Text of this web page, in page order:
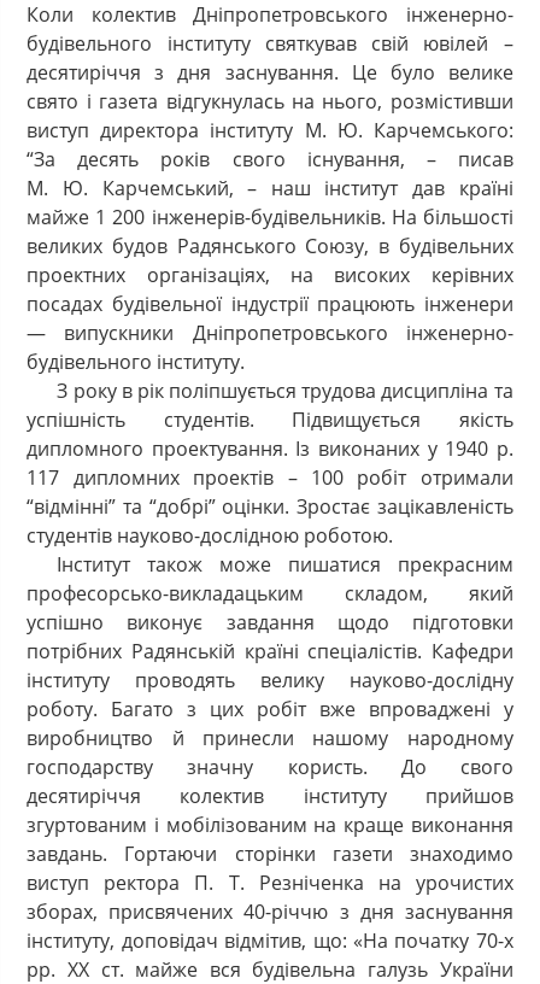
Коли колектив Дніпропетровського інженерно-
будівельного інституту святкував свій ювілей –
десятиріччя з дня заснування. Це було велике
свято і газета відгукнулась на нього, розмістивши
виступ директора інституту М. Ю. Карчемського:
“За десять років свого існування, – писав
М. Ю. Карчемський, – наш інститут дав країні
майже 1 200 інженерів-будівельників. На більшості
великих будов Радянського Союзу, в будівельних
проектних організаціях, на високих керівних
посадах будівельної індустрії працюють інженери
— випускники Дніпропетровського інженерно-
будівельного інституту.
З року в рік поліпшується трудова дисципліна та
успішність студентів. Підвищується якість
дипломного проектування. Із виконаних у 1940 р.
117 дипломних проектів – 100 робіт отримали
“відмінні” та “добрі” оцінки. Зростає зацікавленість
студентів науково-дослідною роботою.
Інститут також може пишатися прекрасним
професорсько-викладацьким складом, який
успішно виконує завдання щодо підготовки
потрібних Радянській країні спеціалістів. Кафедри
інституту проводять велику науково-дослідну
роботу. Багато з цих робіт вже впроваджені у
виробництво й принесли нашому народному
господарству значну користь. До свого
десятиріччя колектив інституту прийшов
згуртованим і мобілізованим на краще виконання
завдань. Гортаючи сторінки газети знаходимо
виступ ректора П. Т. Резніченка на урочистих
зборах, присвячених 40-річчю з дня заснування
інституту, доповідач відмітив, що: «На початку 70-х
рр. ХХ ст. майже вся будівельна галузь України